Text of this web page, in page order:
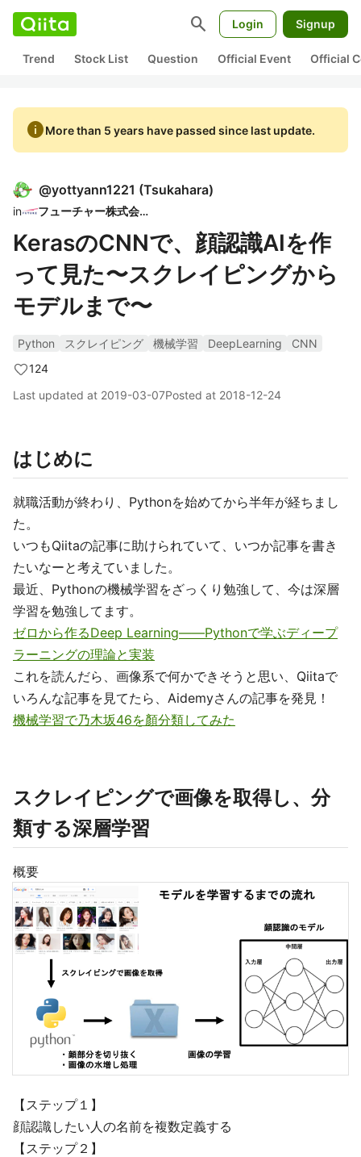
search Login Signup
Trend Stock List Question Official Event Official
infoMore than 5 years have passed since last update.
@yottyann1221 (Tsukahara)
in フューチャー株式会社
KerasのCNNで、顔認識AIを作
って見た〜スクレイピングから
モデルまで〜
Python スクレイピング 機械学習 DeepLearning
CNN
124
Last updated at 2019-03-07Posted at 2018-12-24
はじめに
就職活動が終わり、Pythonを始めてから半年が経ちまし
た。
いつもQiitaの記事に助けられていて、いつか記事を書き
たいなーと考えていました。
最近、Pythonの機械学習をざっくり勉強して、今は深層
学習を勉強してます。
ゼロから作るDeep Learning――Pythonで学ぶディープ
ラーニングの理論と実装
これを読んだら、画像系で何かできそうと思い、Qiitaで
いろんな記事を見てたら、Aidemyさんの記事を発見！
機械学習で乃木坂46を顏分類してみた
スクレイピングで画像を取得し、分
類する深層学習
概要
【ステップ１】
顔認識したい人の名前を複数定義する
【ステップ２】